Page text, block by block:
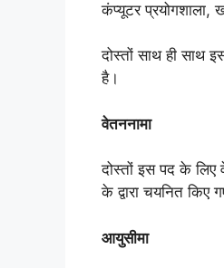
कंप्यूटर प्रयोगशाला,
दोस्तों साथ ही साथ
है।
वेतननामा
दोस्तों इस पद के
के द्वारा चयनित किए
आयुसीमा